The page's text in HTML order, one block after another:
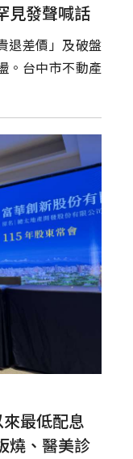
見發聲喊話
退差價」及破盤
。台中市不動產
來最低配息
燒、醫美診